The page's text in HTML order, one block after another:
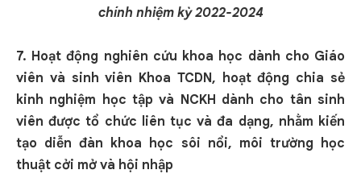
chính nhiệm kỳ 2022-2024
7. Hoạt động nghiên cứu khoa học dành cho Giáo
viên và sinh viên Khoa TCDN, hoạt động chia sẻ
kinh nghiệm học tập và NCKH dành cho tân sinh
viên được tổ chức liên tục và đa dạng, nhằm kiến
tạo diễn đàn khoa học sôi nổi, môi trường học
thuật cởi mở và hội nhập